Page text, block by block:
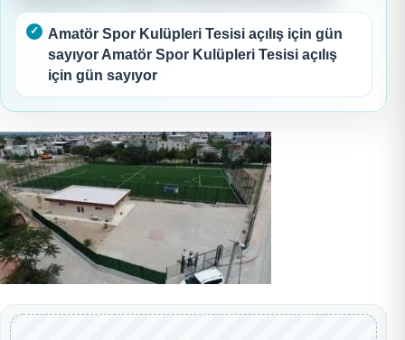
Amatör Spor Kulüpleri Tesisi açılış için gün
sayıyor Amatör Spor Kulüpleri Tesisi açılış
için gün sayıyor